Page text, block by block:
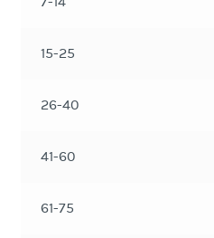
15-25
26-40
41-60
61-75